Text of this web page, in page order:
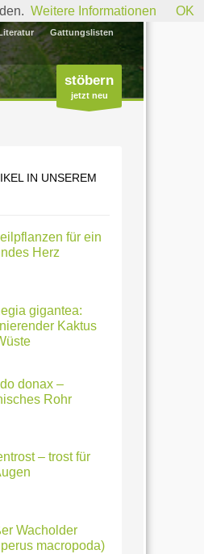
Gattungslisten
stöbern
jetzt neu
IN UNSEREM
für ein
Herz
gigantea:
Kaktus
donax –
Rohr
– trost für
Wacholder
macropoda)
Weitere Informationen OK